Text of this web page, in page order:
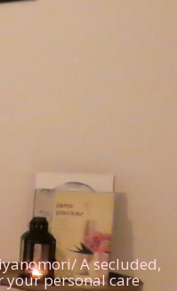
A secluded,
your personal care